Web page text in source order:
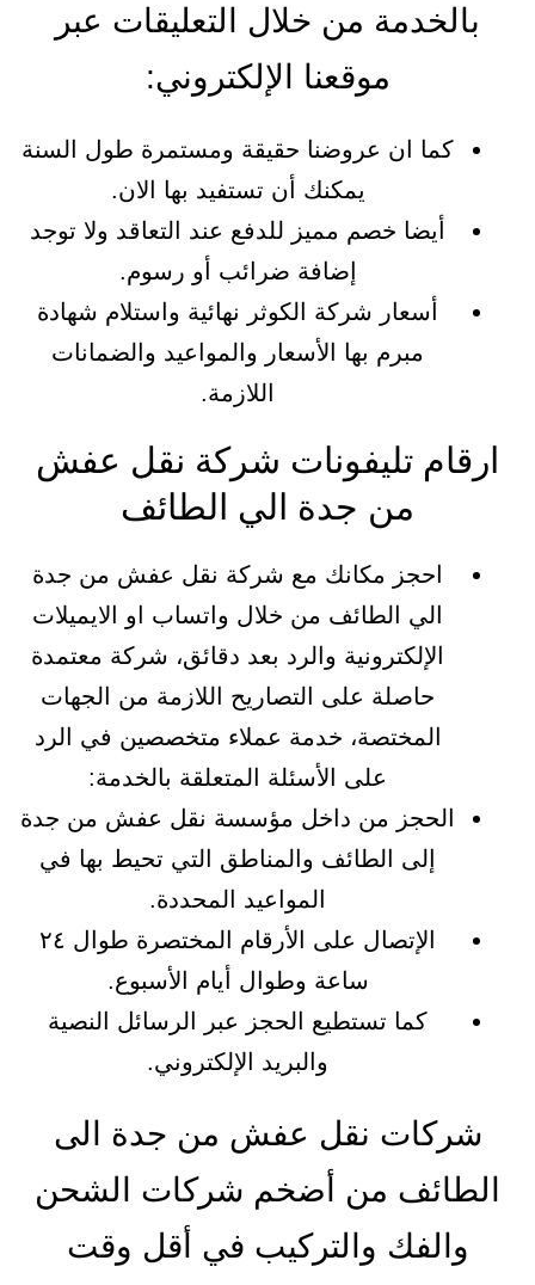
بالخدمة من خلال التعليقات عبر
موقعنا الإلكتروني:
كما ان عروضنا حقيقة ومستمرة طول السنة
يمكنك أن تستفيد بها الان.
أيضا خصم مميز للدفع عند التعاقد ولا توجد
إضافة ضرائب أو رسوم.
أسعار شركة الكوثر نهائية واستلام شهادة
مبرم بها الأسعار والمواعيد والضمانات
اللازمة.
ارقام تليفونات شركة نقل عفش
من جدة الي الطائف
احجز مكانك مع شركة نقل عفش من جدة
الي الطائف من خلال واتساب او الايميلات
الإلكترونية والرد بعد دقائق، شركة معتمدة
حاصلة على التصاريح اللازمة من الجهات
المختصة، خدمة عملاء متخصصين في الرد
على الأسئلة المتعلقة بالخدمة:
الحجز من داخل مؤسسة نقل عفش من جدة
إلى الطائف والمناطق التي تحيط بها في
المواعيد المحددة.
الإتصال على الأرقام المختصرة طوال ٢٤
ساعة وطوال أيام الأسبوع.
كما تستطيع الحجز عبر الرسائل النصية
والبريد الإلكتروني.
شركات نقل عفش من جدة الى
الطائف من أضخم شركات الشحن
والفك والتركيب في أقل وقت